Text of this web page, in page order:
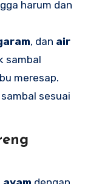
harum dan
, dan air
sambal
meresap.
sesuai